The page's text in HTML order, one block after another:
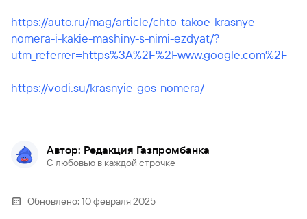
https://auto.ru/mag/article/chto-takoe-krasnye-
nomera-i-kakie-mashiny-s-nimi-ezdyat/?
utm_referrer=https%3A%2F%2Fwww.google.com%2F
https://vodi.su/krasnyie-gos-nomera/
Автор: Редакция Газпромбанка
С любовью в каждой строчке
Обновлено:10 февраля 2025